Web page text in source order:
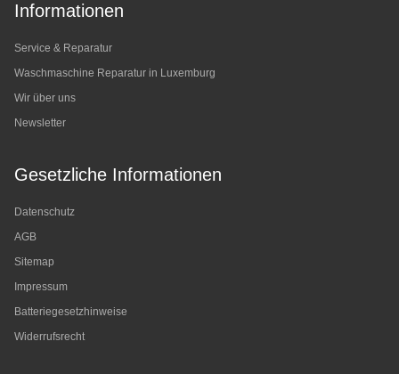
Informationen
Service & Reparatur
Waschmaschine Reparatur in Luxemburg
Wir über uns
Newsletter
Gesetzliche Informationen
Datenschutz
AGB
Sitemap
Impressum
Batteriegesetzhinweise
Widerrufsrecht